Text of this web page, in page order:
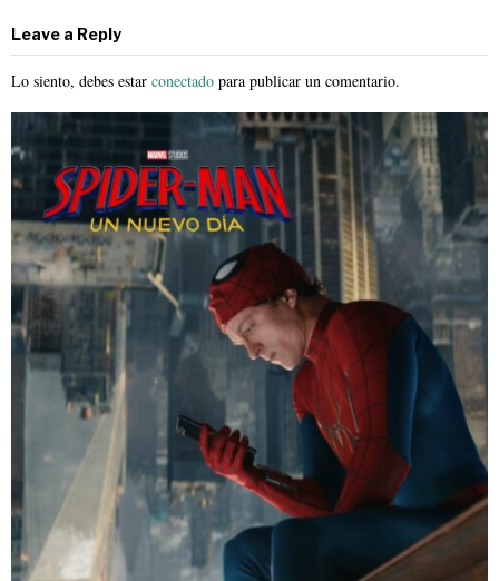
Leave a Reply
Lo siento, debes estar conectado para publicar un comentario.